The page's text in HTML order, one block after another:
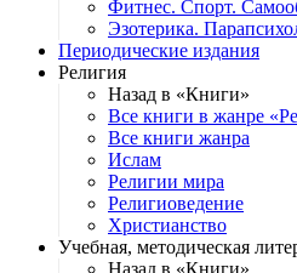
Фитнес. Спорт.
Эзотерика.
Периодические издания
Религия
Назад в «Книги»
Все книги в жанре
Все книги жанра
Ислам
Религии мира
Религиоведение
Христианство
Учебная, методическая
Назад в «Книги»